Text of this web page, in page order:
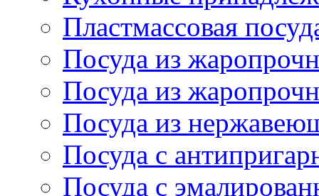
Пластмассовая
Посуда из
Посуда из
Посуда из
Посуда с
Посуда с